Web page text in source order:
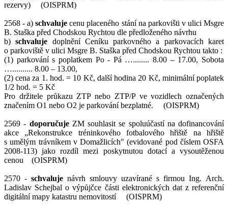
rezervy) (OISPRM)
2568 - a) schvalujecenu placeného stání na parkovišti v ulici Msgre
B. Staška před Chodskou Rychtou dle předloženého návrhu
b) schvaluje doplnění Ceníku parkovného a parkovacích karet
o parkoviště v ulici Msgre B. Staška před Chodskou Rychtou takto :
(1) parkování s poplatkem Po - Pá …........ 8.00 – 17.00, Sobota
….......... 8.00 – 13.00,
(2) cena za 1. hod. = 10 Kč, další hodina 20 Kč, minimální poplatek
1/2 hod. = 5 Kč
Pro držitele průkazu ZTP nebo ZTP/P ve vozidlech označených
značením O1 nebo O2 je parkování bezplatné. (OISPRM)
2569 - doporučuje ZM souhlasit se spoluúčastí na dofinancování
akce „Rekonstrukce tréninkového fotbalového hřiště na hřiště
s umělým trávníkem v Domažlicích" (evidované pod číslem OSFA
2008-113) jako rozdíl mezi poskytnutou dotací a vysoutěženou
cenou (OISPRM)
2570 - schvaluje návrh smlouvy uzavírané s firmou Ing. Arch.
Ladislav Schejbal o výpůjčce části elektronických dat z referenční
digitální mapy katastru nemovitostí (OISPRM)